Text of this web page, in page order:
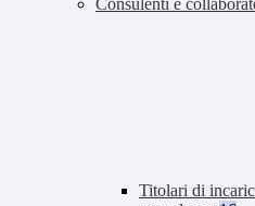
Consulenti e
Titolari di